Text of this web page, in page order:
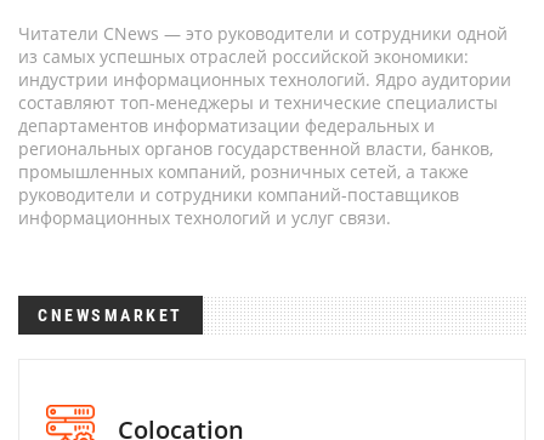
Читатели CNews — это руководители и сотрудники одной
из самых успешных отраслей российской экономики:
индустрии информационных технологий. Ядро аудитории
составляют топ-менеджеры и технические специалисты
департаментов информатизации федеральных и
региональных органов государственной власти, банков,
промышленных компаний, розничных сетей, а также
руководители и сотрудники компаний-поставщиков
информационных технологий и услуг связи.
CNEWSMARKET
Colocation